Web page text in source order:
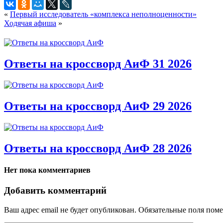
« Первый исследователь «комплекса неполноценности»
Ходячая афиша »
Ответы на кроссворд АиФ 31 2026
Ответы на кроссворд АиФ 29 2026
Ответы на кроссворд АиФ 28 2026
Нет пока комментариев
Добавить комментарий
Ваш адрес email не будет опубликован. Обязательные поля